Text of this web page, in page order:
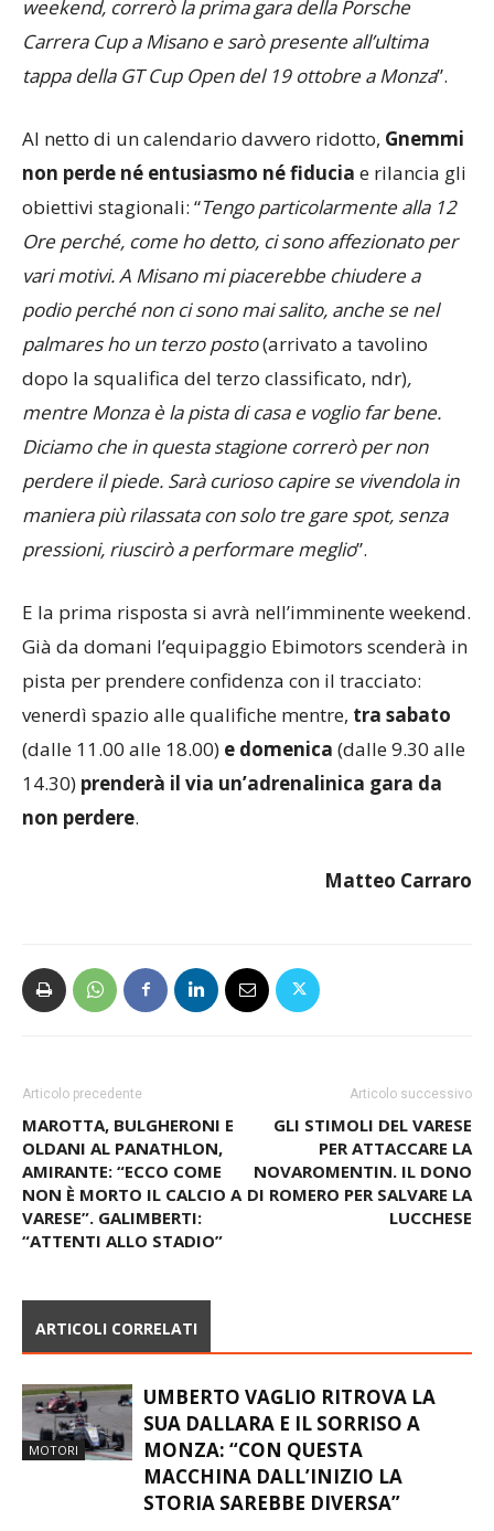
weekend. Oltre alla 12 Ore del Mugello del prossimo
weekend, correrò la prima gara della Porsche
Carrera Cup a Misano e sarò presente all’ultima
Al netto di un calendario davvero ridotto,Gnemmi
non perde né entusiasmo né fiduciae rilancia gli
obiettivi stagionali: “Tengo particolarmente alla 12
Ore perché, come ho detto, ci sono affezionato per
vari motivi. A Misano mi piacerebbe chiudere a
podio perché non ci sono mai salito, anche se nel
palmares ho un terzo posto(arrivato a tavolino
dopo la squalifica del terzo classificato, ndr),
mentre Monza è la pista di casa e voglio far bene.
Diciamo che in questa stagione correrò per non
perdere il piede. Sarà curioso capire se vivendola in
maniera più rilassata con solo tre gare spot, senza
E la prima risposta si avrà nell’imminente weekend.
Già da domani l’equipaggio Ebimotors scenderà in
pista per prendere confidenza con il tracciato:
venerdì spazio alle qualifiche mentre,tra sabato
(dalle 11.00 alle 18.00)e domenica(dalle 9.30 alle
14.30)prenderà il via un’adrenalinica gara da
Articolo precedente
MAROTTA, BULGHERONI E
OLDANI AL PANATHLON,
AMIRANTE: “ECCO COME
NON È MORTO IL CALCIO A
Articolo successivo
GLI STIMOLI DEL VARESE
PER ATTACCARE LA
NOVAROMENTIN. IL DONO
UMBERTO VAGLIO RITROVA LA
SUA DALLARA E IL SORRISO A
MONZA: “CON QUESTA
MACCHINA DALL’INIZIO LA